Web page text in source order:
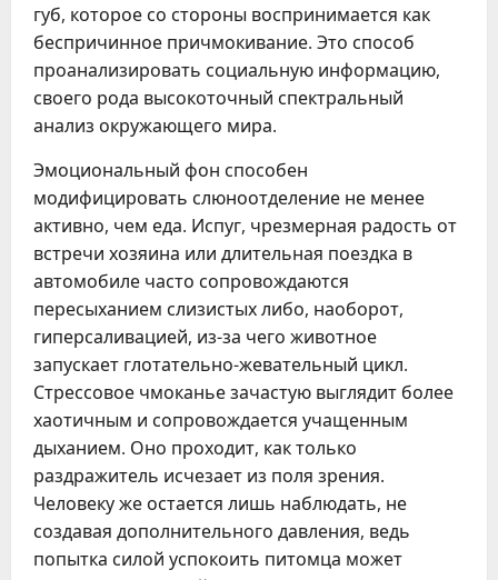
губ, которое со стороны воспринимается как
беспричинное причмокивание. Это способ
проанализировать социальную информацию,
своего рода высокоточный спектральный
анализ окружающего мира.
Эмоциональный фон способен
модифицировать слюноотделение не менее
активно, чем еда. Испуг, чрезмерная радость от
встречи хозяина или длительная поездка в
автомобиле часто сопровождаются
пересыханием слизистых либо, наоборот,
гиперсаливацией, из-за чего животное
запускает глотательно-жевательный цикл.
Стрессовое чмоканье зачастую выглядит более
хаотичным и сопровождается учащенным
дыханием. Оно проходит, как только
раздражитель исчезает из поля зрения.
Человеку же остается лишь наблюдать, не
создавая дополнительного давления, ведь
попытка силой успокоить питомца может